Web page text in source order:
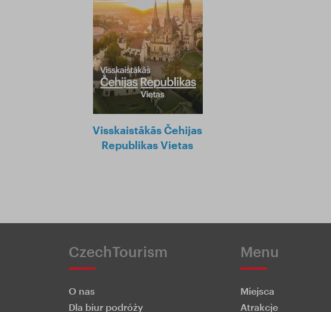
Visskaistākās Čehijas
Republikas Vietas
CzechTourism
O nas
Dla biur podróży
Menu
Miejsca
Atrakcje